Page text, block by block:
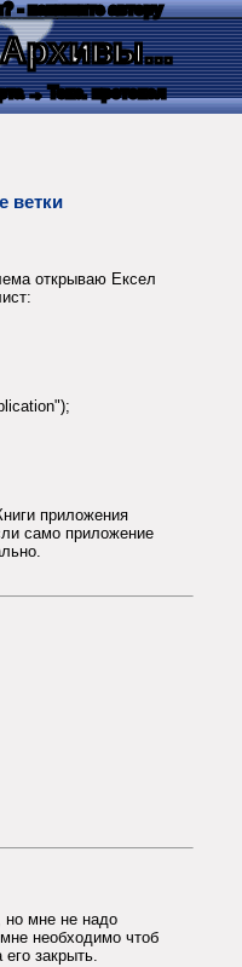
- напишите автору
→ Текс. протокол
ветки
открываю Ексел
приложения
само приложение
но мне не надо
необходимо чтоб
закрыть.